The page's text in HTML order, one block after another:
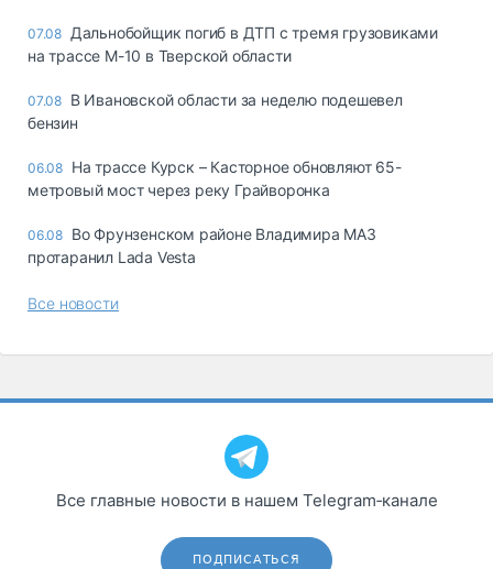
07.08 Дальнобойщик погиб в ДТП с тремя грузовиками
на трассе М-10 в Тверской области
07.08 В Ивановской области за неделю подешевел
бензин
06.08 На трассе Курск – Касторное обновляют 65-
метровый мост через реку Грайворонка
06.08 Во Фрунзенском районе Владимира МАЗ
протаранил Lada Vesta
Все новости
Все главные новости в нашем Telegram‑канале
ПОДПИСАТЬСЯ